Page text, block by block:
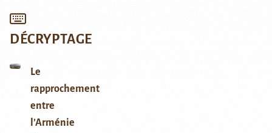
DÉCRYPTAGE
Le
rapprochement
entre
l’Arménie